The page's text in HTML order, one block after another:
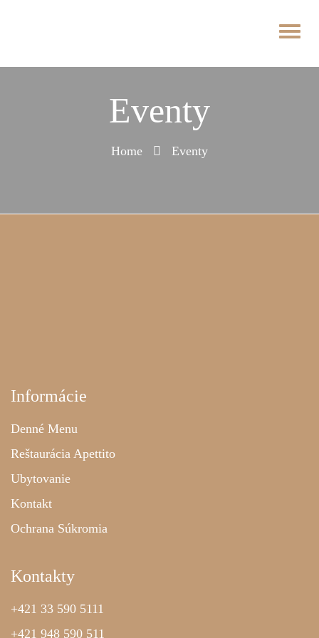
Eventy
Home Eventy
Informácie
Denné Menu
Reštaurácia Apettito
Ubytovanie
Kontakt
Ochrana Súkromia
Kontakty
+421 33 590 5111
+421 948 590 511